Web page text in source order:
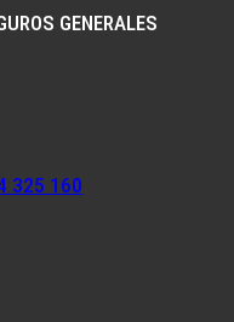
GENERALES
325 160